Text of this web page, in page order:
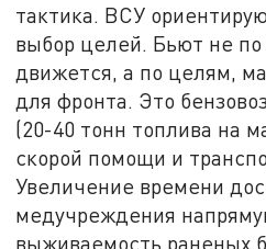
тактика. ВСУ
выбор целей. Бьют не по
движется, а по целям,
для фронта. Это
(20-40 тонн топлива на
скорой помощи и
Увеличение времени
медучреждения
выживаемость раненых